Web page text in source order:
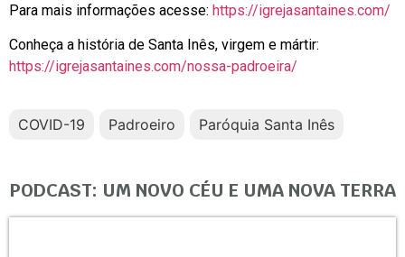
Para mais informações acesse: https://igrejasantaines.com/
Conheça a história de Santa Inês, virgem e mártir:
https://igrejasantaines.com/nossa-padroeira/
COVID-19 Padroeiro Paróquia Santa Inês
PODCAST: UM NOVO CÉU E UMA NOVA TERRA